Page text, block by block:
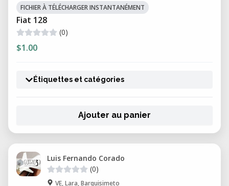
FICHIER À TÉLÉCHARGER INSTANTANÉMENT
Fiat 128
(0)
$1.00
Étiquettes et catégories
Ajouter au panier
Luis Fernando Corado
(0)
VE, Lara, Barquisimeto